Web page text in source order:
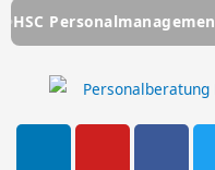
- Ihre
L Y F